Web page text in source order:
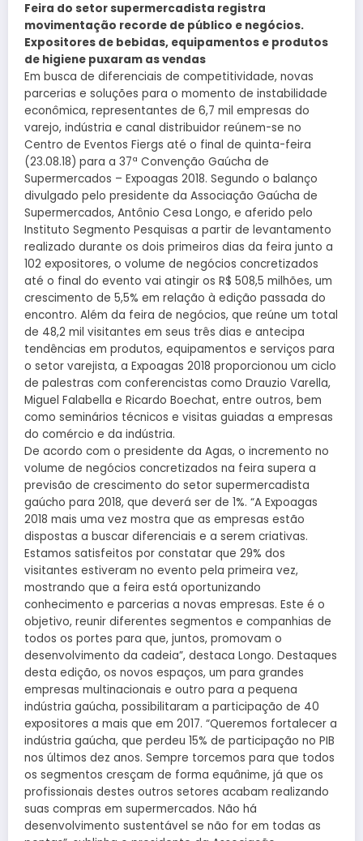
Feira do setor supermercadista registra
movimentação recorde de público e negócios.
Expositores de bebidas, equipamentos e produtos
de higiene puxaram as vendas
Em busca de diferenciais de competitividade, novas
parcerias e soluções para o momento de instabilidade
econômica, representantes de 6,7 mil empresas do
varejo, indústria e canal distribuidor reúnem-se no
Centro de Eventos Fiergs até o final de quinta-feira
(23.08.18) para a 37ª Convenção Gaúcha de
Supermercados – Expoagas 2018. Segundo o balanço
divulgado pelo presidente da Associação Gaúcha de
Supermercados, Antônio Cesa Longo, e aferido pelo
Instituto Segmento Pesquisas a partir de levantamento
realizado durante os dois primeiros dias da feira junto a
102 expositores, o volume de negócios concretizados
até o final do evento vai atingir os R$ 508,5 milhões, um
crescimento de 5,5% em relação à edição passada do
encontro. Além da feira de negócios, que reúne um total
de 48,2 mil visitantes em seus três dias e antecipa
tendências em produtos, equipamentos e serviços para
o setor varejista, a Expoagas 2018 proporcionou um ciclo
de palestras com conferencistas como Drauzio Varella,
Miguel Falabella e Ricardo Boechat, entre outros, bem
como seminários técnicos e visitas guiadas a empresas
do comércio e da indústria.
De acordo com o presidente da Agas, o incremento no
volume de negócios concretizados na feira supera a
previsão de crescimento do setor supermercadista
gaúcho para 2018, que deverá ser de 1%. “A Expoagas
2018 mais uma vez mostra que as empresas estão
dispostas a buscar diferenciais e a serem criativas.
Estamos satisfeitos por constatar que 29% dos
visitantes estiveram no evento pela primeira vez,
mostrando que a feira está oportunizando
conhecimento e parcerias a novas empresas. Este é o
objetivo, reunir diferentes segmentos e companhias de
todos os portes para que, juntos, promovam o
desenvolvimento da cadeia”, destaca Longo. Destaques
desta edição, os novos espaços, um para grandes
empresas multinacionais e outro para a pequena
indústria gaúcha, possibilitaram a participação de 40
expositores a mais que em 2017. “Queremos fortalecer a
indústria gaúcha, que perdeu 15% de participação no PIB
nos últimos dez anos. Sempre torcemos para que todos
os segmentos cresçam de forma equânime, já que os
profissionais destes outros setores acabam realizando
suas compras em supermercados. Não há
desenvolvimento sustentável se não for em todas as